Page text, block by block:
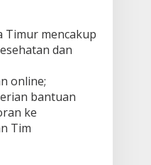
Timur mencakup
dan
online;
bantuan
ke
Tim